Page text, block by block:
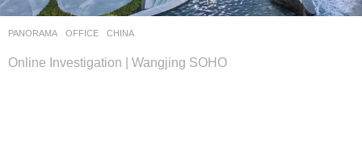
PANORAMA OFFICE CHINA
Online Investigation | Wangjing SOHO